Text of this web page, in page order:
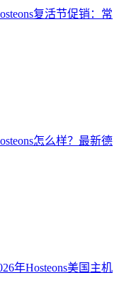
复活节促销：常
怎么样？最新德
年Hosteons美国主机